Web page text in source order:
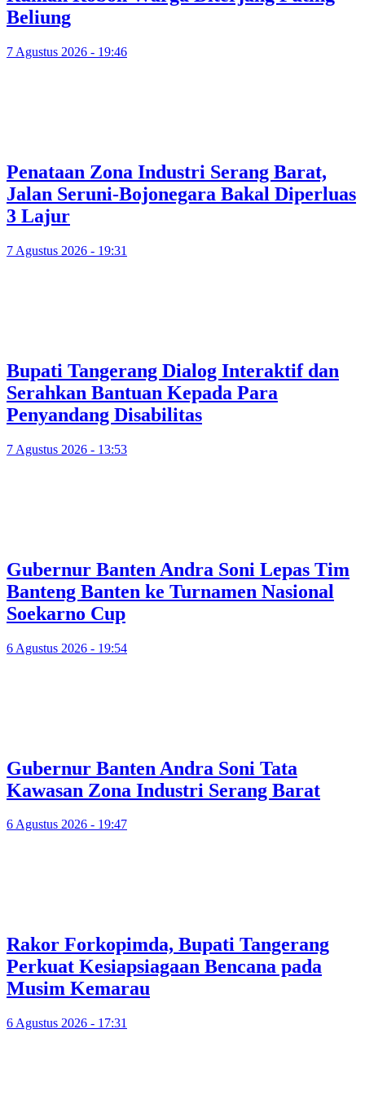
Beliung
7 Agustus 2026 - 19:46
Penataan Zona Industri Serang Barat,
Jalan Seruni-Bojonegara Bakal Diperluas
3 Lajur
7 Agustus 2026 - 19:31
Bupati Tangerang Dialog Interaktif dan
Serahkan Bantuan Kepada Para
Penyandang Disabilitas
7 Agustus 2026 - 13:53
Gubernur Banten Andra Soni Lepas Tim
Banteng Banten ke Turnamen Nasional
Soekarno Cup
6 Agustus 2026 - 19:54
Gubernur Banten Andra Soni Tata
Kawasan Zona Industri Serang Barat
6 Agustus 2026 - 19:47
Rakor Forkopimda, Bupati Tangerang
Perkuat Kesiapsiagaan Bencana pada
Musim Kemarau
6 Agustus 2026 - 17:31